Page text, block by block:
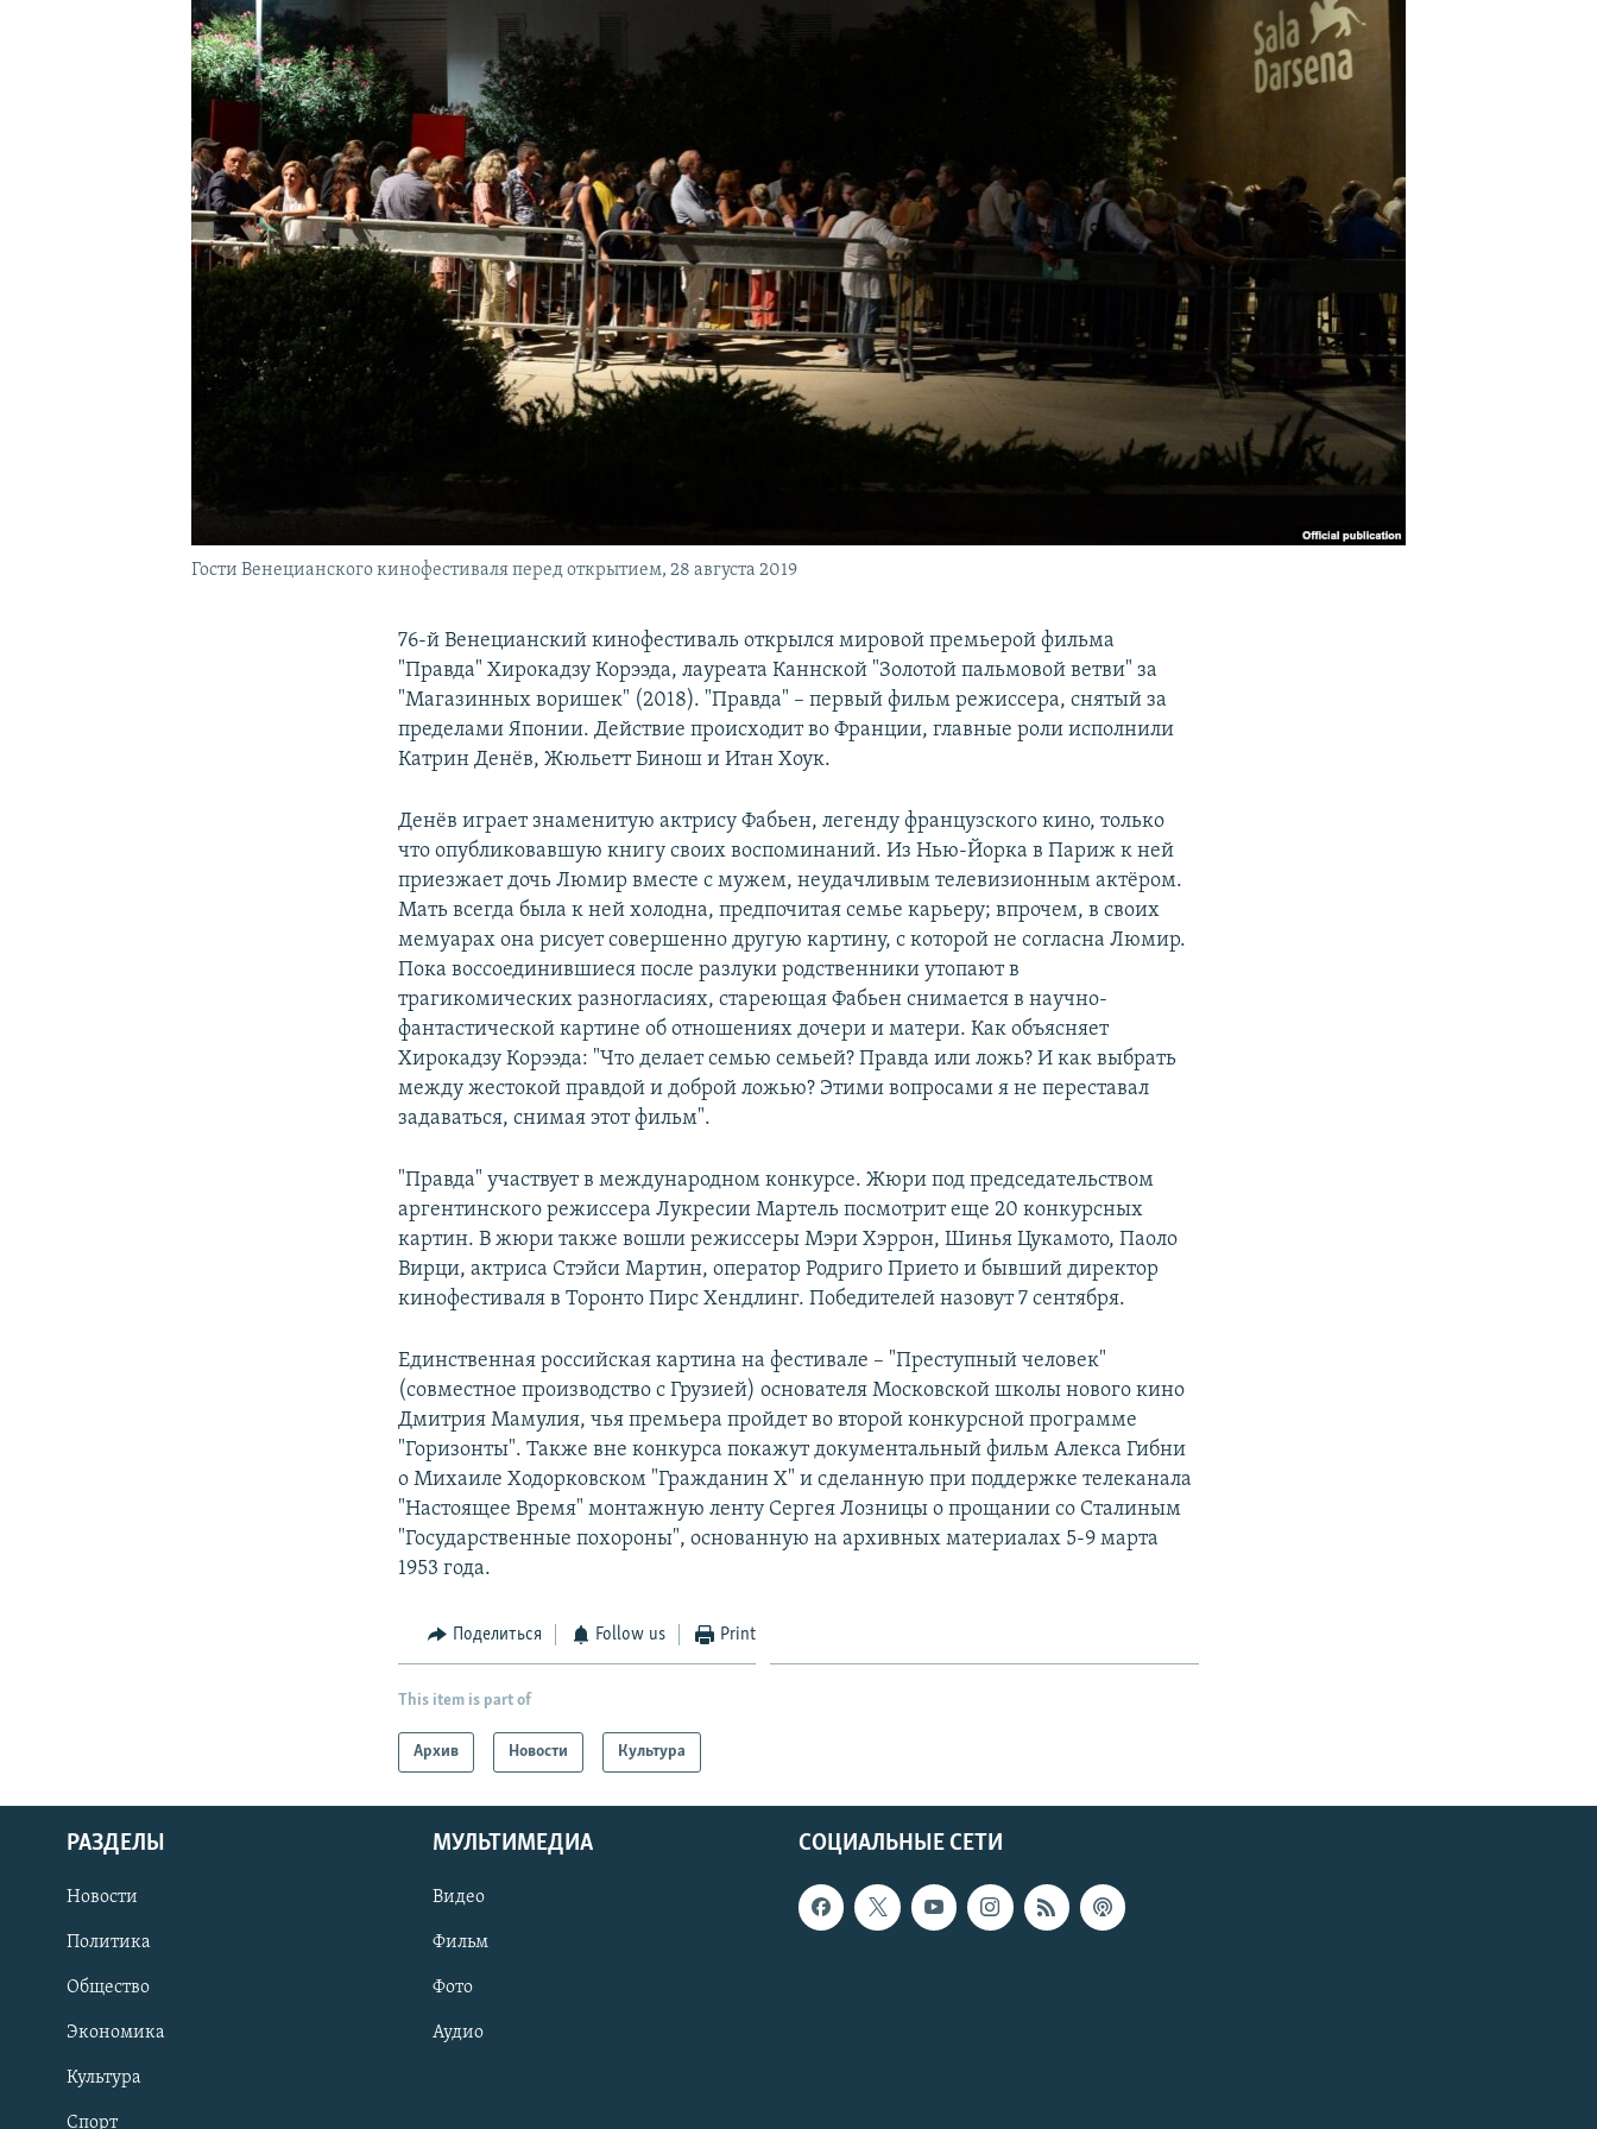
Гости Венецианского кинофестиваля перед открытием, 28 августа 2019
76-й Венецианский кинофестиваль открылся мировой премьерой фильма
"Правда" Хирокадзу Корээда, лауреата Каннской "Золотой пальмовой ветви" за
"Магазинных воришек" (2018). "Правда" – первый фильм режиссера, снятый за
пределами Японии. Действие происходит во Франции, главные роли исполнили
Катрин Денёв, Жюльетт Бинош и Итан Хоук.
Денёв играет знаменитую актрису Фабьен, легенду французского кино, только
что опубликовавшую книгу своих воспоминаний. Из Нью-Йорка в Париж к ней
приезжает дочь Люмир вместе с мужем, неудачливым телевизионным актёром.
Мать всегда была к ней холодна, предпочитая семье карьеру; впрочем, в своих
мемуарах она рисует совершенно другую картину, с которой не согласна Люмир.
Пока воссоединившиеся после разлуки родственники утопают в
трагикомических разногласиях, стареющая Фабьен снимается в научно-
фантастической картине об отношениях дочери и матери. Как объясняет
Хирокадзу Корээда: "Что делает семью семьей? Правда или ложь? И как выбрать
между жестокой правдой и доброй ложью? Этими вопросами я не переставал
задаваться, снимая этот фильм".
"Правда" участвует в международном конкурсе. Жюри под председательством
аргентинского режиссера Лукресии Мартель посмотрит еще 20 конкурсных
картин. В жюри также вошли режиссеры Мэри Хэррон, Шинья Цукамото, Паоло
Вирци, актриса Стэйси Мартин, оператор Родриго Прието и бывший директор
кинофестиваля в Торонто Пирс Хендлинг. Победителей назовут 7 сентября.
Единственная российская картина на фестивале – "Преступный человек"
(совместное производство с Грузией) основателя Московской школы нового кино
Дмитрия Мамулия, чья премьера пройдет во второй конкурсной программе
"Горизонты". Также вне конкурса покажут документальный фильм Алекса Гибни
о Михаиле Ходорковском "Гражданин Х" и сделанную при поддержке телеканала
"Настоящее Время" монтажную ленту Сергея Лозницы о прощании со Сталиным
"Государственные похороны", основанную на архивных материалах 5-9 марта
1953 года.
Поделиться Follow us Print
This item is part of
Архив Новости Культура
СОЦИАЛЬНЫЕ СЕТИ
РАЗДЕЛЫ
Новости
Политика
Общество
Экономика
Культура
Спорт
МУЛЬТИМЕДИА
Видео
Фильм
Фото
Аудио